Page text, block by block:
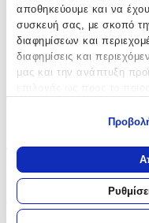
αποθηκεύουμε και να
συσκευή σας, με σκοπό
διαφημίσεων και
διαφημίσεις και
μας και την ανάπτυξη
Να συλλέξουμε
σας τοποθεσία, οι
απόσταση μερικών
Να
για συγκεκριμένα
Βασικά
Χρώμα:
Μπλε
Φύλο:
Τύπος
Πλάτης
Τάξη: